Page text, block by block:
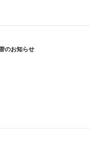
のお知らせ